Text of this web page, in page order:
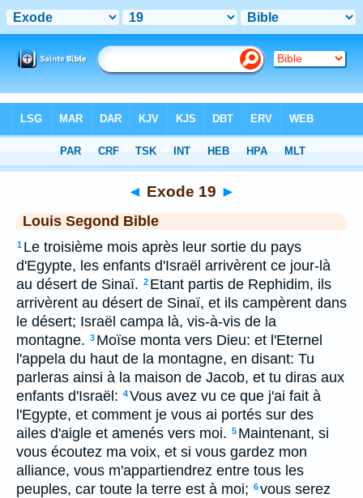
> Exode 19
◄ Exode 19 ►
Louis Segond Bible
1 Le troisième mois après leur sortie du pays
d'Egypte, les enfants d'Israël arrivèrent ce jour-là
au désert de Sinaï. 2 Etant partis de Rephidim, ils
arrivèrent au désert de Sinaï, et ils campèrent dans
le désert; Israël campa là, vis-à-vis de la
montagne. 3 Moïse monta vers Dieu: et l'Eternel
l'appela du haut de la montagne, en disant: Tu
parleras ainsi à la maison de Jacob, et tu diras aux
enfants d'Israël: 4Vous avez vu ce que j'ai fait à
l'Egypte, et comment je vous ai portés sur des
ailes d'aigle et amenés vers moi. 5 Maintenant, si
vous écoutez ma voix, et si vous gardez mon
alliance, vous m'appartiendrez entre tous les
peuples, car toute la terre est à moi; 6vous serez